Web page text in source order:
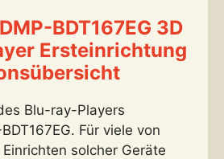
BDT167EG 3D
Ersteinrichtung
Blu-ray-Players
Für viele von
solcher Geräte